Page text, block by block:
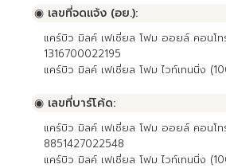
◉ เลขที่จดแจ้ง (อย.):
แคร์บิว มิลค์ เฟเชี่ยล โฟม ออยล์ คอนโท
1316700022195
แคร์บิว มิลค์ เฟเชี่ยล โฟม ไวท์เทนนิ่ง
◉ เลขที่บาร์โค้ด:
แคร์บิว มิลค์ เฟเชี่ยล โฟม ออยล์ คอนโท
8851427022548
แคร์บิว มิลค์ เฟเชี่ยล โฟม ไวท์เทนนิ่ง